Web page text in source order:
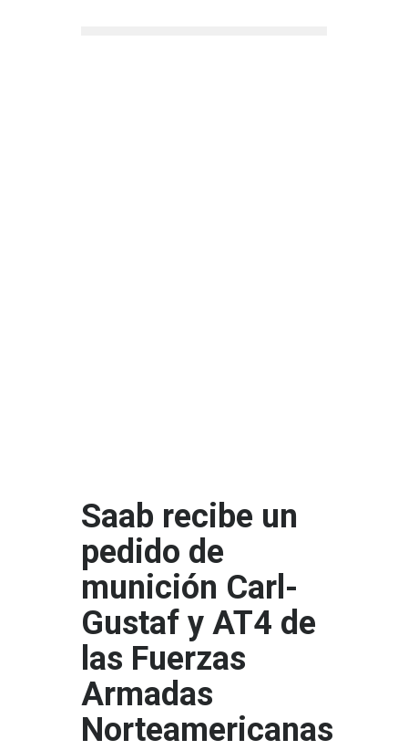
Saab recibe un
pedido de
munición Carl-
Gustaf y AT4 de
las Fuerzas
Armadas
Norteamericanas